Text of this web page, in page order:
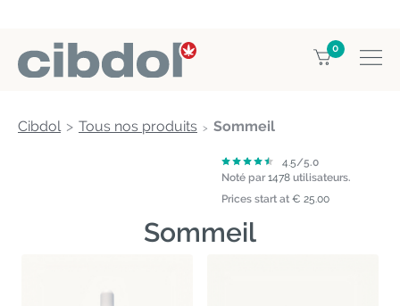
0
Cibdol Tous nos produits Sommeil
Sommeil
4.5/5.0
Noté par1478 utilisateurs.
Prices start at € 25.00